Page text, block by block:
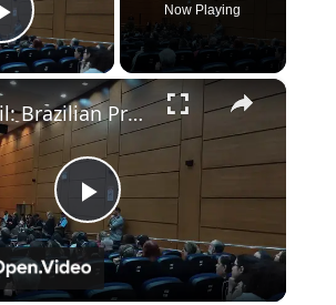
Play Video
Now Playing
×
Play Video
Brazil: Brazilian President Lula hosts WHO chief Tedros in Rio.